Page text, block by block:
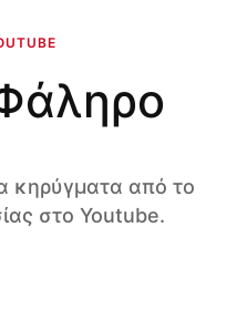
κηρύγματα από το
στο Youtube.